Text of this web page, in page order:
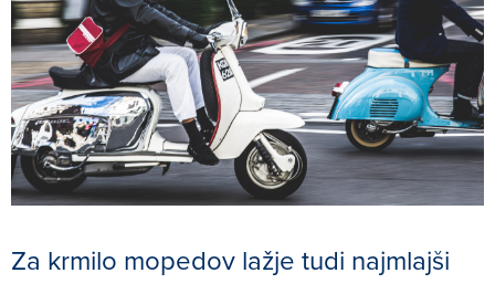
Za krmilo mopedov lažje tudi najmlajši